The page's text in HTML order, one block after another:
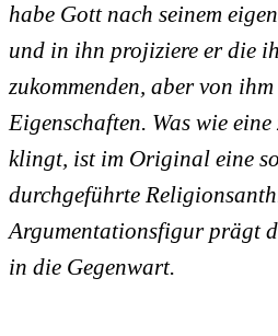
habe Gott nach seinem
und in ihn projiziere er die
zukommenden, aber von
Eigenschaften. Was wie
klingt, ist im Original eine
durchgeführte
Argumentationsfigur prägt
in die Gegenwart.